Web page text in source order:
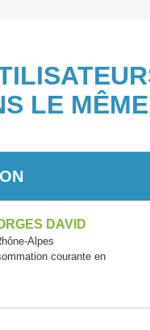
LE
DAVID
Alpes
courante en